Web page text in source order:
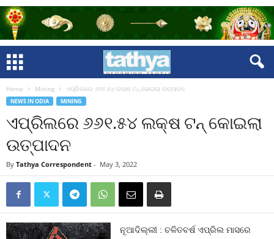
Home Mining ଏପ୍ରିଲରେ ୬୬୧.୫୪ ଲକ୍ଷ ଟନ୍ କୋଇଲା ଉତ୍ପାଦନ
NEWS IN ODIA MINING
ଏପ୍ରିଲରେ ୬୬୧.୫୪ ଲକ୍ଷ ଟନ୍ କୋଇଲା
ଉତ୍ପାଦନ
By Tathya Correspondent - May 3, 2022
ନୂଆଦିଲ୍ଲୀ : ଚଳିତବର୍ଷ ଏପ୍ରିଲ ମାସରେ